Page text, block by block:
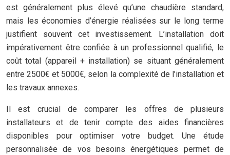
est généralement plus élevé qu’une chaudière standard,
mais les économies d’énergie réalisées sur le long terme
justifient souvent cet investissement. L’installation doit
impérativement être confiée à un professionnel qualifié, le
coût total (appareil + installation) se situant généralement
entre 2500€ et 5000€, selon la complexité de l’installation et
les travaux annexes.
Il est crucial de comparer les offres de plusieurs
installateurs et de tenir compte des aides financières
disponibles pour optimiser votre budget. Une étude
personnalisée de vos besoins énergétiques permet de